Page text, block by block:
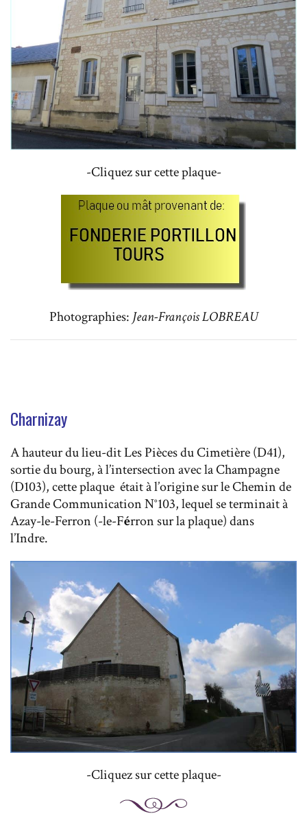
-Cliquez sur cette plaque-
Photographies: Jean-François LOBREAU
Charnizay
A hauteur du lieu-dit Les Pièces du Cimetière (D41),
sortie du bourg, à l’intersection avec la Champagne
(D103), cette plaque était à l’origine sur le Chemin de
Grande Communication N°103, lequel se terminait à
Azay-le-Ferron (-le-Férron sur la plaque) dans
l’Indre.
-Cliquez sur cette plaque-